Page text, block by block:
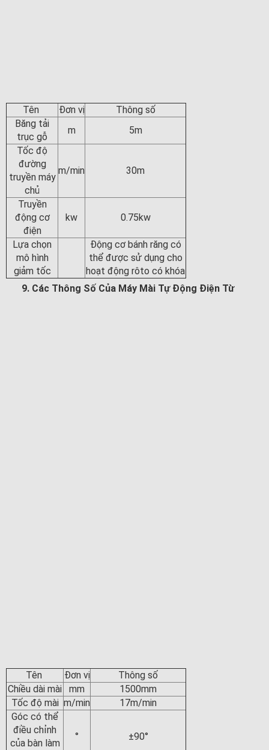
Tên Đơn vị
Thông số
Băng tải
trục gỗ
m
5m
Tốc độ
đường
truyền máy
chủ
m/min 30m
Truyền
động cơ
điện
kw 0.75kw
Lựa chọn
mô hình
giảm tốc
Động cơ bánh răng có
thể được sử dụng cho
hoạt động rôto có khóa
9. Các Thông Số Của Máy Mài Tự Động Điện Từ
Tên Đơn vị
Thông số
Chiều dài mài
mm
1500mm
Tốc độ mài m/min
17m/min
Góc có thể
điều chỉnh
của bàn làm
° ±90°